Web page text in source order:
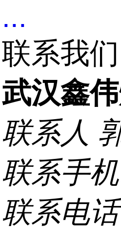
...
联系我们
武汉鑫
联系人
联系手机
联系电话